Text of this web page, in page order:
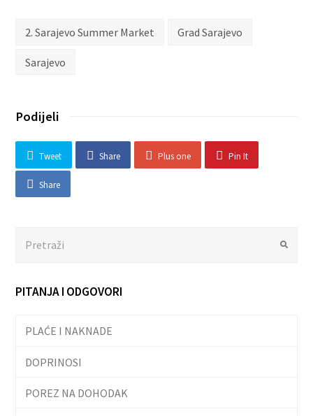
2. Sarajevo Summer Market Grad Sarajevo
Sarajevo
Podijeli
Tweet Share Plus one Pin It
Share
Submit
PITANJA I ODGOVORI
PLAĆE I NAKNADE
DOPRINOSI
POREZ NA DOHODAK